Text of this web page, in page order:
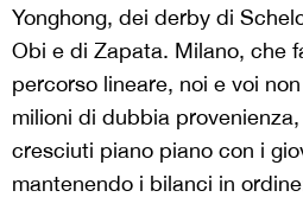
Yonghong, dei derby di
Obi e di Zapata. Milano, che
percorso lineare, noi e voi
milioni di dubbia
cresciuti piano piano con i
mantenendo i bilanci in